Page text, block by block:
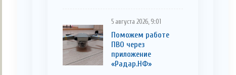
5 августа 2026, 9:01
Поможем работе
ПВО через
приложение
«Радар.НФ»